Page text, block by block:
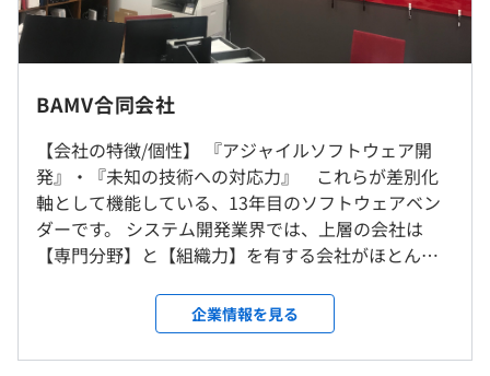
〇なんだかんだで育成は強いです。
ド底辺のSESスタートの会社でしたが、当時入社の中途未
経験組が成長。現在ではトップレベルの技術ブランドを持
つ顧客層のプロジェクトにて、BAMVチームとして成果を
出しています。
NDAがあるからすげーびみょーな質問なんですが.....。
の、先々を見越したサービスのPoC（概念実証）からのシ
ステム開発支援や、ローンチされれば日本の多くの人が利
用することになるであろう巨大な新サービスの根幹をなす
り、なかなか戻らない感じです。そのため新人のフォロー
の為集まって開発する場合などは、自社への出勤になりま
の移動を考えておけば大丈夫かと。（銀行とかの仕事がな
いので、西の方の仕事はまったくない）
就業場所の変更範囲
＜雇入時＞
秋葉原本社、入社時研修の外部研修施設（秋葉原）、自宅
（リモートワーク時）、クライアント先
10：00～19：00
休憩時間：休憩60分 ※昼食時間は業務の都合により各々
の自主性に任せています
平均残業時間：平均10時間／月
・完全週休2日制（土日）
・有給休暇（入社半年後に10日間）
・年末年始休暇
平均勤続年数
研修の有無及び内容
入社前（選考段階）での学習支援制度あり
1カ月間の外部オーダーメイド研修（Java／Spring技術研
修）
自己啓発支援の有無及びその内容
書籍購入・セミナー参加費用補助、資格受験費補助、資格
取得手当
BAMV合同会社
【会社の特徴/個性】 『アジャイルソフトウェア開
発』・『未知の技術への対応力』 これらが差別化
軸として機能している、13年目のソフトウェアベン
ダーです。 システム開発業界では、上層の会社は
【専門分野】と【組織力】を有する会社がほとんど
ネコン役の大手SIerは別として、サブコンに当たるセ
カンダリーベンダー各社にはほとんどこの条件が当
てはまります。 ※専門分野は、≪金融≫などの業務
企業情報を見る